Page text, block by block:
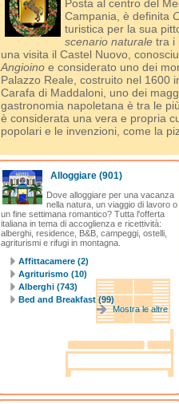
Posta al centro del
Campania, è definita
turistica per la sua
scenario naturale tra i
una visita il Castel Nuovo,
Angioino e considerato uno dei
Palazzo Reale, costruito nel 1600
Carafa di Maddaloni, uno dei
gastronomia napoletana è tra le
è considerata una vera e propria
popolari e le invenzioni, come la
Alloggiare (901)
Dove alloggiare per una vacanza
nella natura, un viaggio di lavoro o
un fine settimana romantico? Tutta l'offerta
italiana in tema di accoglienza e ricettività:
alberghi, residence, B&B, campeggi, ostelli,
agriturismi e rifugi in montagna.
Affittacamere (2)
Agriturismo (10)
Alberghi (743)
Bed and Breakfast (99)
Mostra le altre